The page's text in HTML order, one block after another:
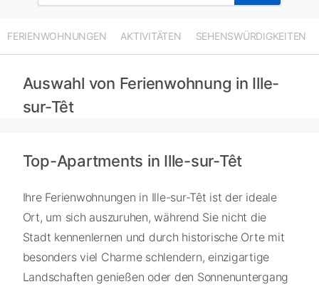
FERIENWOHNUNGEN AKTIVITÄTEN SEHENSWÜRDIGKEITEN
Auswahl von Ferienwohnung in Ille-
sur-Têt
Top-Apartments in Ille-sur-Têt
Ihre Ferienwohnungen in Ille-sur-Têt ist der ideale
Ort, um sich auszuruhen, während Sie nicht die
Stadt kennenlernen und durch historische Orte mit
besonders viel Charme schlendern, einzigartige
Landschaften genießen oder den Sonnenuntergang